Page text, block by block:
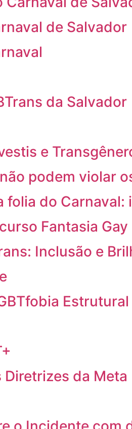
de Salvador
da Salvador
e
podem violar
folia do
Fantasia
Inclusão e
da Meta